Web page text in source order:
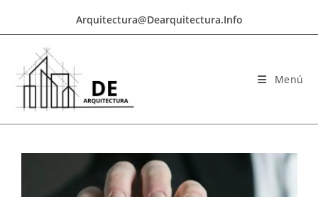
Arquitectura@dearquitectura.info
Menú